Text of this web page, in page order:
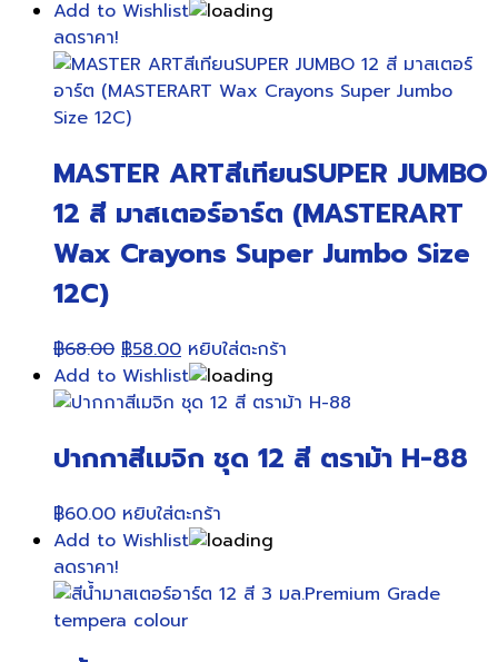
Add to Wishlist
ลดราคา!
MASTER ARTสีเทียนSUPER JUMBO
12 สี มาสเตอร์อาร์ต (MASTERART
Wax Crayons Super Jumbo Size
12C)
฿68.00 Original
price
was:
฿58.00Current
price
is:
หยิบใส่ตะกร้า
Add to Wishlist
ปากกาสีเมจิก ชุด 12 สี ตราม้า H-88
฿60.00 หยิบใส่ตะกร้า
Add to Wishlist
ลดราคา!